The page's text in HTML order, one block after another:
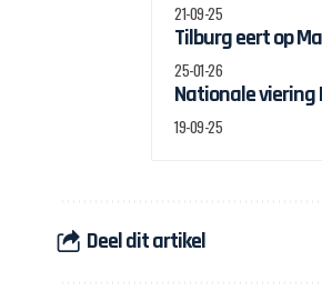
21-09-25
Tilburg eert op
25-01-26
Nationale viering
19-09-25
Deel dit artikel